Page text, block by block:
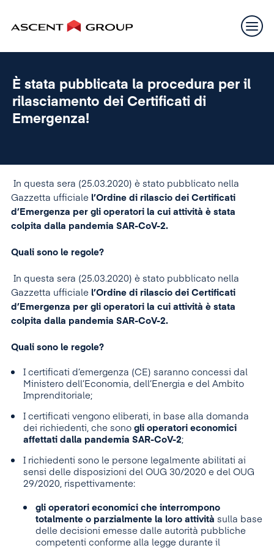
È stata pubblicata la procedura per il
rilasciamento dei Certificati di
Emergenza!
In questa sera (25.03.2020) è stato pubblicato nella
Gazzetta ufficiale l’Ordine di rilascio dei Certificati
d’Emergenza per gli operatori la cui attività è stata
colpita dalla pandemia SAR-CoV-2.
Quali sono le regole?
In questa sera (25.03.2020) è stato pubblicato nella
Gazzetta ufficiale l’Ordine di rilascio dei Certificati
d’Emergenza per gli operatori la cui attività è stata
colpita dalla pandemia SAR-CoV-2.
Quali sono le regole?
I certificati d’emergenza (CE) saranno concessi dal
Ministero dell’Economia, dell’Energia e del Ambito
Imprenditoriale;
I certificati vengono eliberati, in base alla domanda
dei richiedenti, che sono gli operatori economici
affettati dalla pandemia SAR-CoV-2;
I richiedenti sono le persone legalmente abilitati ai
sensi delle disposizioni del OUG 30/2020 e del OUG
29/2020, rispettivamente:
gli operatori economici che interrompono
totalmente o parzialmente la loro attività sulla base
delle decisioni emesse dalle autorità pubbliche
competenti conforme alla legge durante il